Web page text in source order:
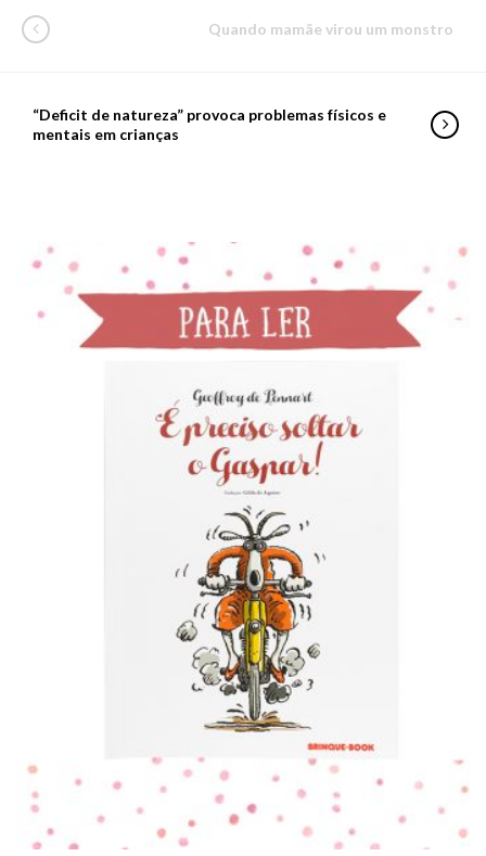
Quando mamãe virou um monstro
“Deficit de natureza” provoca problemas físicos e
mentais em crianças
É preciso soltar o Gaspar!